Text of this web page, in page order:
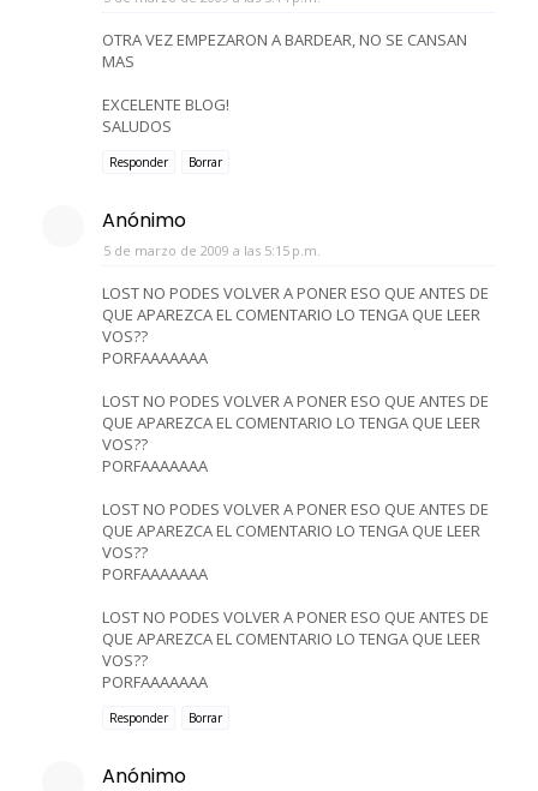
OTRA VEZ EMPEZARON A BARDEAR, NO SE CANSAN
MAS
EXCELENTE BLOG!
SALUDOS
Responder Borrar
Anónimo
5 de marzo de 2009 a las 5:15 p.m.
LOST NO PODES VOLVER A PONER ESO QUE ANTES DE
QUE APAREZCA EL COMENTARIO LO TENGA QUE LEER
VOS??
PORFAAAAAAA
LOST NO PODES VOLVER A PONER ESO QUE ANTES DE
QUE APAREZCA EL COMENTARIO LO TENGA QUE LEER
VOS??
PORFAAAAAAA
LOST NO PODES VOLVER A PONER ESO QUE ANTES DE
QUE APAREZCA EL COMENTARIO LO TENGA QUE LEER
VOS??
PORFAAAAAAA
LOST NO PODES VOLVER A PONER ESO QUE ANTES DE
QUE APAREZCA EL COMENTARIO LO TENGA QUE LEER
VOS??
PORFAAAAAAA
Responder Borrar
Anónimo